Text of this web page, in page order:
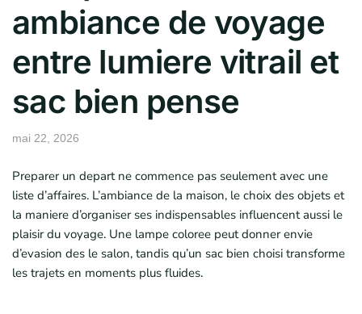
ambiance de voyage
entre lumiere vitrail et
sac bien pense
mai 22, 2026
Preparer un depart ne commence pas seulement avec une
liste d’affaires. L’ambiance de la maison, le choix des objets et
la maniere d’organiser ses indispensables influencent aussi le
plaisir du voyage. Une lampe coloree peut donner envie
d’evasion des le salon, tandis qu’un sac bien choisi transforme
les trajets en moments plus fluides.